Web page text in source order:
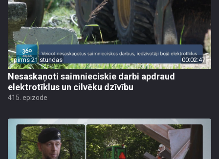
pirms 21 stundas 00:02:47
Nesaskaņoti saimnieciskie darbi apdraud
elektrotīklus un cilvēku dzīvību
415. epizode